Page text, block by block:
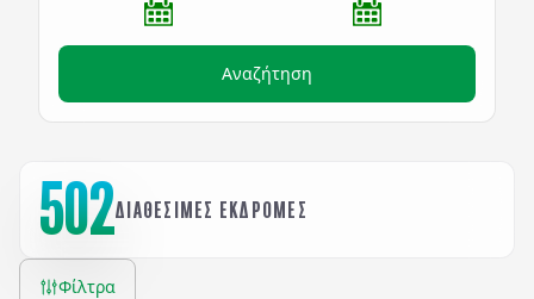
Αναζήτηση
502ΔΙΑΘΕΣΙΜΕΣ ΕΚΔΡΟΜΕΣ
Φίλτρα